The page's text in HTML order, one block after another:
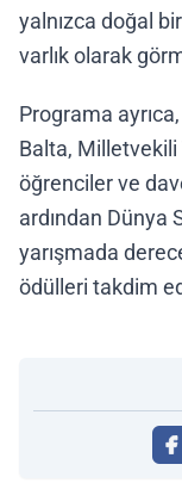
yalnızca doğal
varlık olarak
Programa
Balta,
öğrenciler ve
ardından Dünya
yarışmada
ödülleri takdim